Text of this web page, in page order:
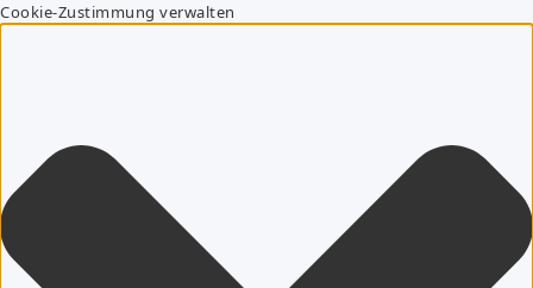
Cookie-Zustimmung verwalten